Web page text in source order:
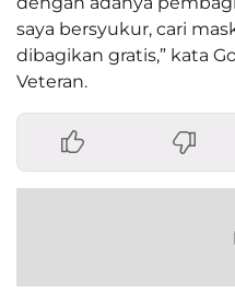
saya bersyukur, cari
dibagikan gratis,” kata
Veteran.